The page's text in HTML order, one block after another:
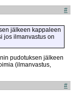
#
jälkeen kappaleen
jos ilmanvastus on
pudotuksen jälkeen
(ilmanvastus,
#